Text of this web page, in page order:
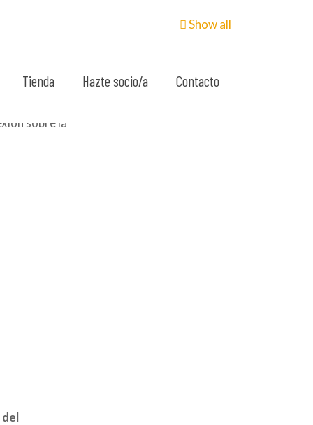
Tienda Hazte socio/a Contacto
Show all
del